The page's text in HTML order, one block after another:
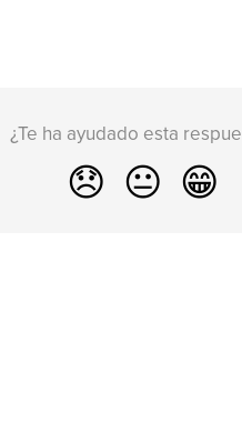
¿Te ha ayudado esta
😞 😐 😁